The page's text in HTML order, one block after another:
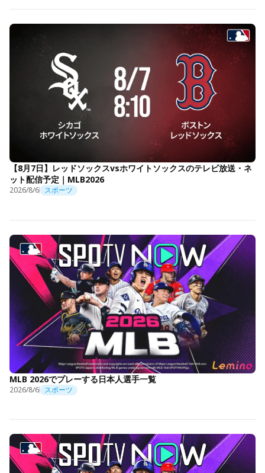
【8月7日】レッドソックスvsホワイトソックスのテレビ放送・ネ
ット配信予定｜MLB2026
2026/8/6 スポーツ
MLB 2026でプレーする日本人選手一覧
2026/8/6 スポーツ